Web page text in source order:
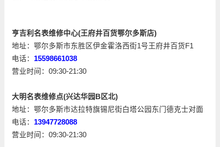
亨吉利名表维修中心(王府井百货鄂尔多斯店)
地址：鄂尔多斯市东胜区伊金霍洛西街1号王府井百货F1
电话： 15598661038
营业时间：09:30-21:30
大明名表维修点(兴达华园B区北)
地址：鄂尔多斯市达拉特旗锡尼街白塔公园东门德克士对面
电话： 13947728088
营业时间：09:30-21:30